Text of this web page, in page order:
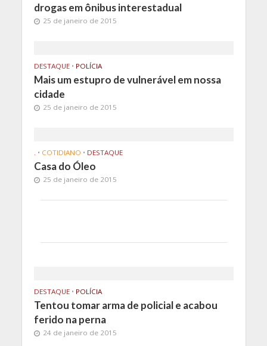
drogas em ônibus interestadual
25 de janeiro de 2015
DESTAQUE • POLÍCIA
Mais um estupro de vulnerável em nossa
cidade
25 de janeiro de 2015
. • COTIDIANO • DESTAQUE
Casa do Óleo
25 de janeiro de 2015
DESTAQUE • POLÍCIA
Tentou tomar arma de policial e acabou
ferido na perna
24 de janeiro de 2015